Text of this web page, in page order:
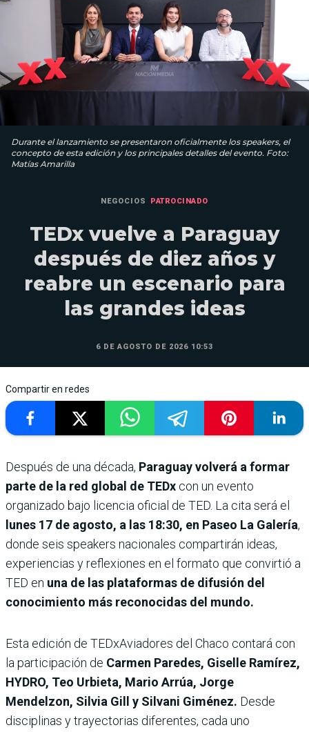
Durante el lanzamiento se presentaron oficialmente los speakers, el
concepto de esta edición y los principales detalles del evento. Foto:
Matías Amarilla
NEGOCIOS PATROCINADO
TEDx vuelve a Paraguay
después de diez años y
reabre un escenario para
las grandes ideas
6 DE AGOSTO DE 2026 10:53
Compartir en redes
Después de una década, Paraguay volverá a formar
parte de la red global de TEDx con un evento
organizado bajo licencia oficial de TED. La cita será el
lunes 17 de agosto, a las 18:30, en Paseo La Galería,
donde seis speakers nacionales compartirán ideas,
experiencias y reflexiones en el formato que convirtió a
TED en una de las plataformas de difusión del
conocimiento más reconocidas del mundo.
Esta edición de TEDxAviadores del Chaco contará con
la participación de Carmen Paredes, Giselle Ramírez,
HYDRO, Teo Urbieta, Mario Arrúa, Jorge
Mendelzon, Silvia Gill y Silvani Giménez. Desde
disciplinas y trayectorias diferentes, cada uno